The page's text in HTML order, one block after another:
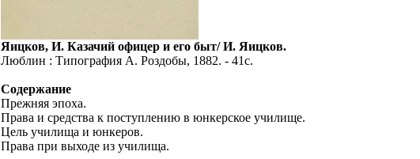
Яицков, И. Казачий офицер и его быт/ И. Яицков.
Люблин : Типография А. Роздобы, 1882. - 41с.
Содержание
Прежняя эпоха.
Права и средства к поступлению в юнкерское училище.
Цель училища и юнкеров.
Права при выходе из училища.